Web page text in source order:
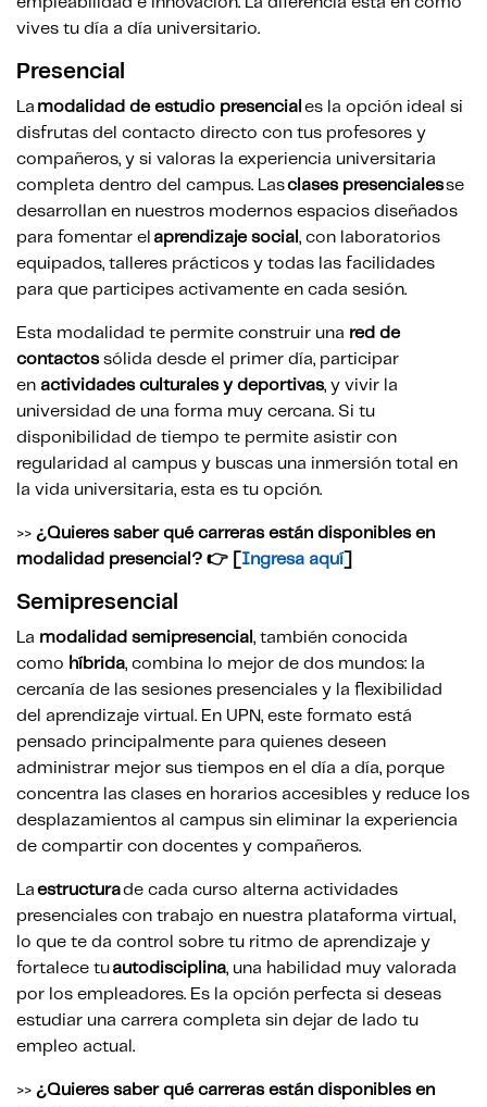
vives tu día a día universitario.
Presencial
La modalidad de estudio presencial es la opción ideal si
disfrutas del contacto directo con tus profesores y
compañeros, y si valoras la experiencia universitaria
completa dentro del campus. Lasclases presencialesse
desarrollan en nuestros modernos espacios diseñados
para fomentar el aprendizaje social , con laboratorios
equipados, talleres prácticos y todas las facilidades
para que participes activamente en cada sesión.
Esta modalidad te permite construir una red de
contactossólida desde el primer día, participar
en actividades culturales y deportivas, y vivir la
universidad de una forma muy cercana. Si tu
disponibilidad de tiempo te permite asistir con
regularidad al campus y buscas una inmersión total en
la vida universitaria, esta es tu opción.
>> ¿Quieres saber qué carreras están disponibles en
modalidad presencial? 👉 [ Ingresa aquí
Semipresencial
La modalidad semipresencial , también conocida
como híbrida, combina lo mejor de dos mundos: la
cercanía de las sesiones presenciales y la flexibilidad
del aprendizaje virtual. En UPN, este formato está
pensado principalmente para quienes deseen
administrar mejor sus tiempos en el día a día, porque
concentra las clases en horarios accesibles y reduce los
desplazamientos al campus sin eliminar la experiencia
de compartir con docentes y compañeros.
La estructurade cada curso alterna actividades
presenciales con trabajo en nuestra plataforma virtual,
lo que te da control sobre tu ritmo de aprendizaje y
fortalece tu autodisciplina, una habilidad muy valorada
por los empleadores. Es la opción perfecta si deseas
estudiar una carrera completa sin dejar de lado tu
empleo actual.
>> ¿Quieres saber qué carreras están disponibles en